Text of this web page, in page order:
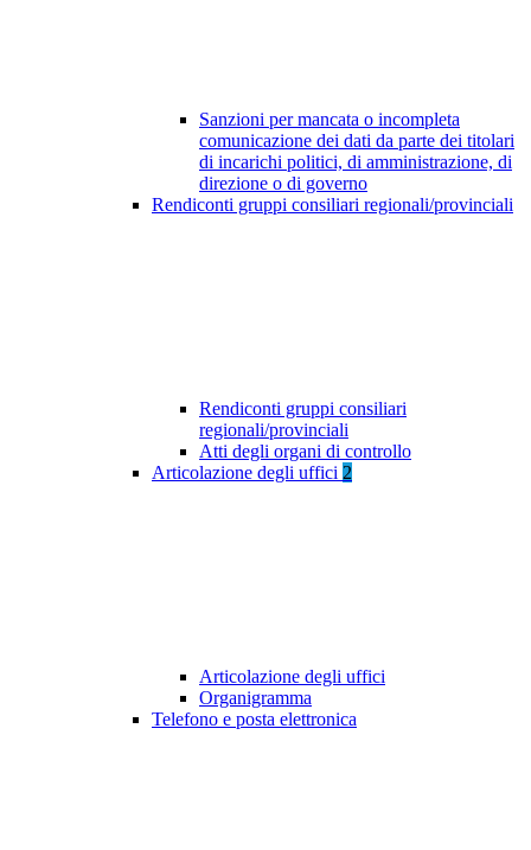
Sanzioni per mancata o incompleta
comunicazione dei dati da parte dei titolari
di incarichi politici, di amministrazione, di
direzione o di governo
Rendiconti gruppi consiliari regionali/provinciali
Rendiconti gruppi consiliari
regionali/provinciali
Atti degli organi di controllo
Articolazione degli uffici 2
Articolazione degli uffici
Organigramma
Telefono e posta elettronica